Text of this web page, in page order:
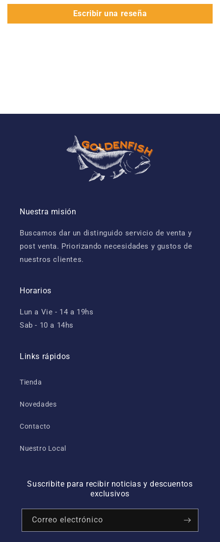
Escribir una reseña
Nuestra misión
Buscamos dar un distinguido servicio de venta y
post venta. Priorizando necesidades y gustos de
nuestros clientes.
Horarios
Lun a Vie - 14 a 19hs
Sab - 10 a 14hs
Links rápidos
Tienda
Novedades
Contacto
Nuestro Local
Suscribite para recibir noticias y descuentos
exclusivos
Correo electrónico